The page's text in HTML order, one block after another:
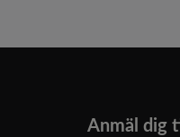
Anmäl dig